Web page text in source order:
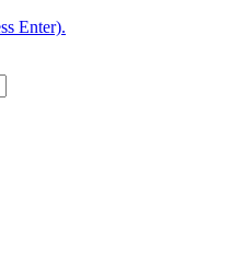
Enter).